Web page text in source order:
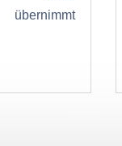
übernimmt